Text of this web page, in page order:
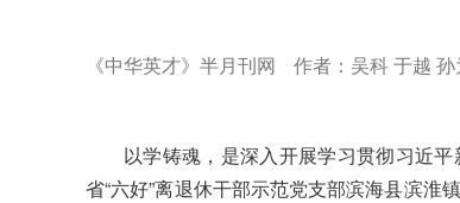
《中华英才》半月刊网 作者：吴科 于越 孙
以学铸魂，是深入开展学习贯彻习近
省“六好”离退休干部示范党支部滨海县滨